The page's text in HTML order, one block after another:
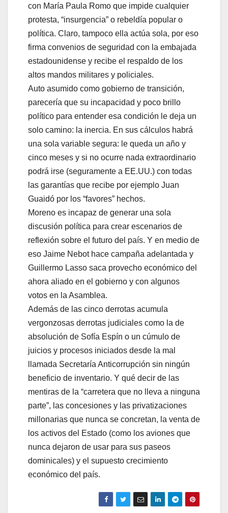
con María Paula Romo que impide cualquier
protesta, “insurgencia” o rebeldía popular o
política. Claro, tampoco ella actúa sola, por eso
firma convenios de seguridad con la embajada
estadounidense y recibe el respaldo de los
altos mandos militares y policiales.
Auto asumido como gobierno de transición,
parecería que su incapacidad y poco brillo
político para entender esa condición le deja un
solo camino: la inercia. En sus cálculos habrá
una sola variable segura: le queda un año y
cinco meses y si no ocurre nada extraordinario
podrá irse (seguramente a EE.UU.) con todas
las garantías que recibe por ejemplo Juan
Guaidó por los “favores” hechos.
Moreno es incapaz de generar una sola
discusión política para crear escenarios de
reflexión sobre el futuro del país. Y en medio de
eso Jaime Nebot hace campaña adelantada y
Guillermo Lasso saca provecho económico del
ahora aliado en el gobierno y con algunos
votos en la Asamblea.
Además de las cinco derrotas acumula
vergonzosas derrotas judiciales como la de
absolución de Sofía Espín o un cúmulo de
juicios y procesos iniciados desde la mal
llamada Secretaría Anticorrupción sin ningún
beneficio de inventario. Y qué decir de las
mentiras de la “carretera que no lleva a ninguna
parte”, las concesiones y las privatizaciones
millonarias que nunca se concretan, la venta de
los activos del Estado (como los aviones que
nunca dejaron de usar para sus paseos
dominicales) y el supuesto crecimiento
económico del país.